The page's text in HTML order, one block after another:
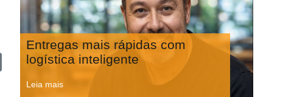
Entregas mais rápidas com
logística inteligente
Leia mais